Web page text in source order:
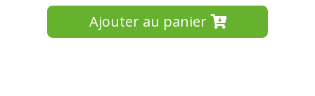
Ajouter au panier